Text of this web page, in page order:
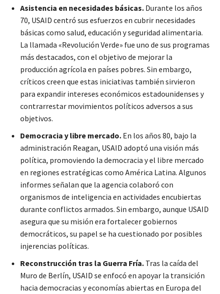
Asistencia en necesidades básicas. Durante los años
70, USAID centró sus esfuerzos en cubrir necesidades
básicas como salud, educación y seguridad alimentaria.
La llamada «Revolución Verde» fue uno de sus programas
más destacados, con el objetivo de mejorar la
producción agrícola en países pobres. Sin embargo,
críticos creen que estas iniciativas también sirvieron
para expandir intereses económicos estadounidenses y
contrarrestar movimientos políticos adversos a sus
objetivos.
Democracia y libre mercado. En los años 80, bajo la
administración Reagan, USAID adoptó una visión más
política, promoviendo la democracia y el libre mercado
en regiones estratégicas como América Latina. Algunos
informes señalan que la agencia colaboró con
organismos de inteligencia en actividades encubiertas
durante conflictos armados. Sin embargo, aunque USAID
asegura que su misión era fortalecer gobiernos
democráticos, su papel se ha cuestionado por posibles
injerencias políticas.
Reconstrucción tras la Guerra Fría. Tras la caída del
Muro de Berlín, USAID se enfocó en apoyar la transición
hacia democracias y economías abiertas en Europa del